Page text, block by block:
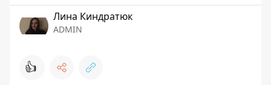
Лина Киндратюк
ADMIN
👍